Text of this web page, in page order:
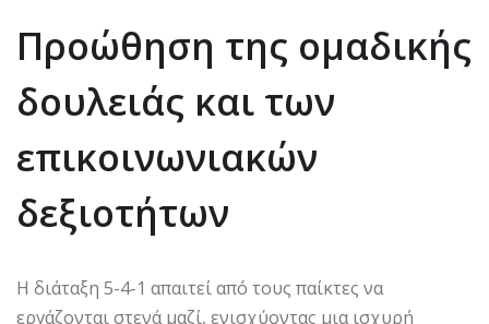
Προώθηση της ομαδικής
δουλειάς και των
επικοινωνιακών
δεξιοτήτων
Η διάταξη 5-4-1 απαιτεί από τους παίκτες να
εργάζονται στενά μαζί, ενισχύοντας μια ισχυρή